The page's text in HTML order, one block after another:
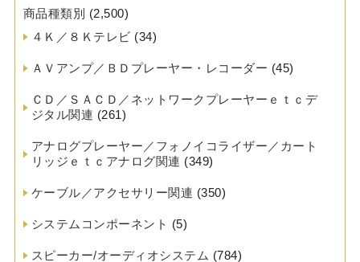
商品種類別 (2,500)
４Ｋ／８Ｋテレビ (34)
ＡＶアンプ／ＢＤプレーヤー・レコーダー (45)
ＣＤ／ＳＡＣＤ／ネットワークプレーヤーｅｔｃデ
ジタル関連 (261)
アナログプレーヤー／フォノイコライザー／カート
リッジｅｔｃアナログ関連 (349)
ケーブル／アクセサリー関連 (350)
システムコンポーネント (5)
スピーカー/オーディオシステム (784)